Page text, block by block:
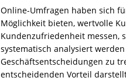
Online-Umfragen haben sich
Möglichkeit bieten, wertvolle
Kundenzufriedenheit messen,
systematisch analysiert
Geschäftsentscheidungen zu
entscheidenden Vorteil